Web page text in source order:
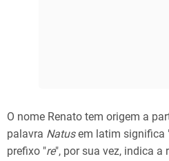
O nome Renato tem origem a
palavra Natusem latim significa
prefixo "re", por sua vez, indica a